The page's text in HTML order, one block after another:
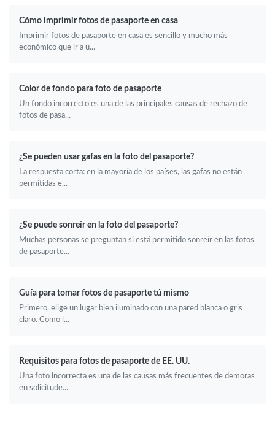
Cómo imprimir fotos de pasaporte en casa
Imprimir fotos de pasaporte en casa es sencillo y mucho más
económico que ir a u...
Color de fondo para foto de pasaporte
Un fondo incorrecto es una de las principales causas de rechazo de
fotos de pasa...
¿Se pueden usar gafas en la foto del pasaporte?
La respuesta corta: en la mayoría de los países, las gafas no están
permitidas e...
¿Se puede sonreír en la foto del pasaporte?
Muchas personas se preguntan si está permitido sonreír en las fotos
de pasaporte...
Guía para tomar fotos de pasaporte tú mismo
Primero, elige un lugar bien iluminado con una pared blanca o gris
claro. Como l...
Requisitos para fotos de pasaporte de EE. UU.
Una foto incorrecta es una de las causas más frecuentes de demoras
en solicitude...